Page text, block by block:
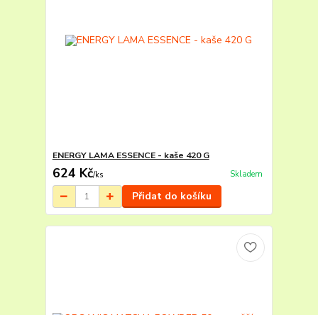
ENERGY LAMA ESSENCE - kaše 420 G
624 Kč/ks Skladem
Přidat do košíku